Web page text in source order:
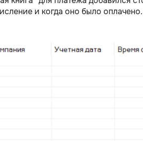
и когда оно было оплачено.